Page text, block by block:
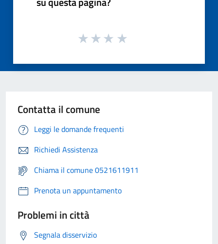
Contatta il comune
Leggi le domande frequenti
Richiedi Assistenza
Chiama il comune 0521611911
Prenota un appuntamento
Problemi in città
Segnala disservizio